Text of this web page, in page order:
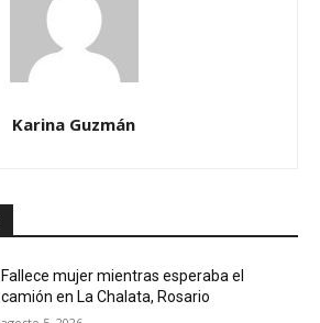
Karina Guzmán
Fallece mujer mientras esperaba el
camión en La Chalata, Rosario